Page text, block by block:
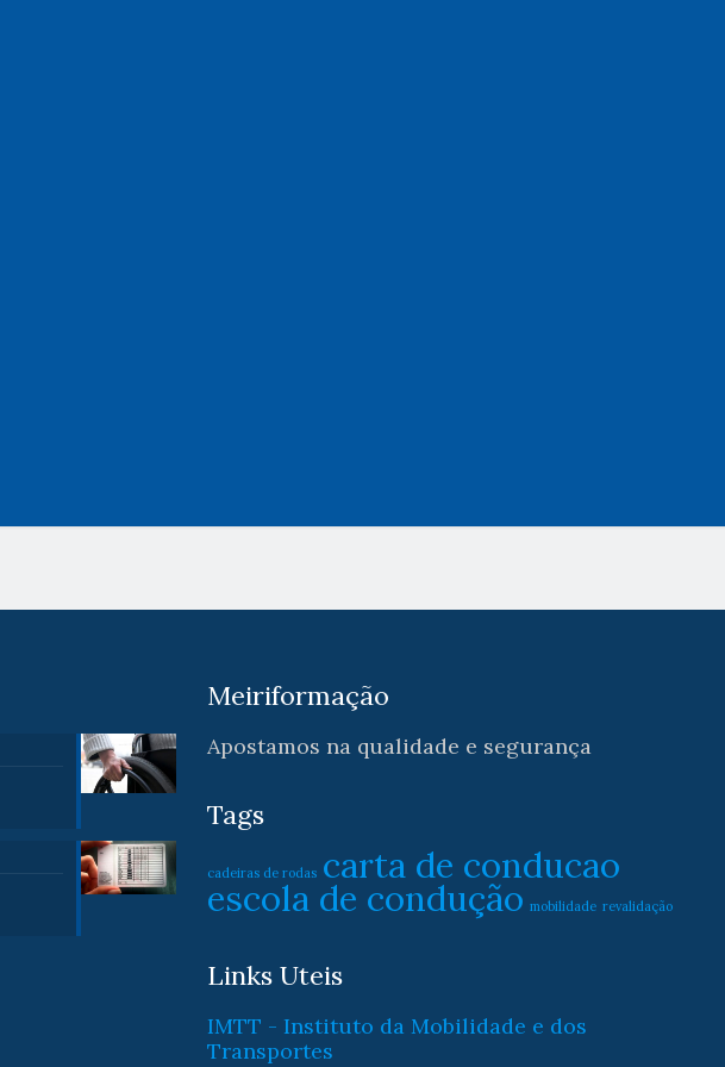
Meiriformação
Apostamos na qualidade e segurança
Tags
cadeiras de rodas carta de conducao
escola de condução mobilidade revalidação
Links Uteis
IMTT - Instituto da Mobilidade e dos
Transportes